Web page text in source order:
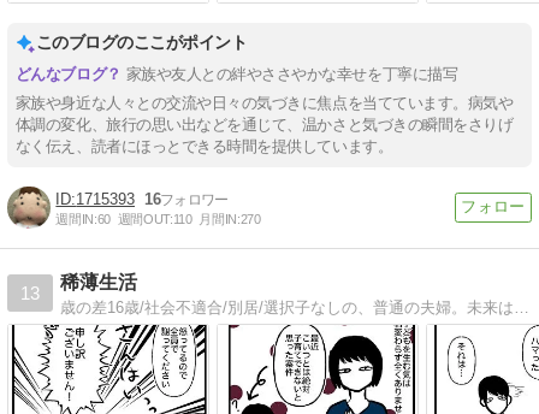
このブログのここがポイント
家族や友人との絆やささやかな幸せを丁寧に描写
家族や身近な人々との交流や日々の気づきに焦点を当てています。病気や
体調の変化、旅行の思い出などを通じて、温かさと気づきの瞬間をさりげ
なく伝え、読者にほっとできる時間を提供しています。
1715393 16
週間IN:60 週間OUT:110 月間IN:270
13
稀薄生活
歳の差16歳/社会不適合/別居/選択子なしの、普通の夫婦。未来はどっちだ。